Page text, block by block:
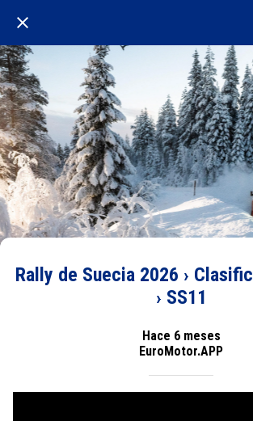
Rally de Suecia 2026 ›
› SS11
Hace 6 meses
EuroMotor.APP